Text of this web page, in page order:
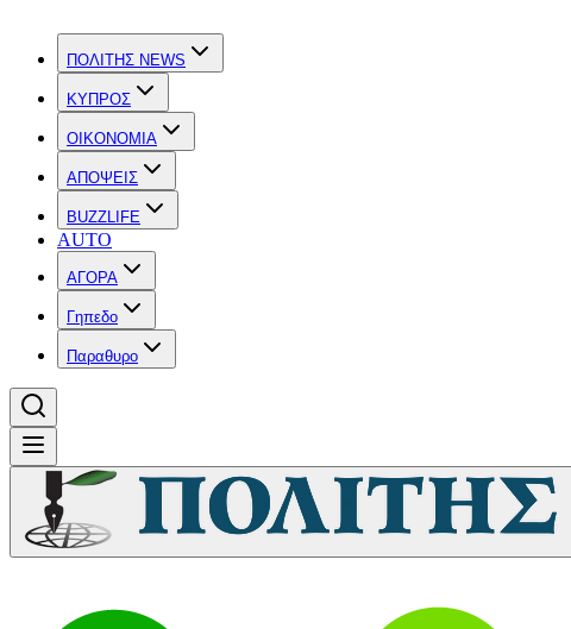
ΠΟΛΙΤΗΣ NEWS
ΚΥΠΡΟΣ
OIKONOMIA
ΑΠΟΨΕΙΣ
BUZZLIFE
AUTO
ΑΓΟΡΑ
Γηπεδο
Παραθυρο